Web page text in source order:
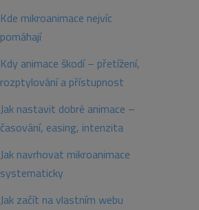
Kde mikroanimace nejvíc
pomáhají
Kdy animace škodí – přetížení,
rozptylování a přístupnost
Jak nastavit dobré animace –
časování, easing, intenzita
Jak navrhovat mikroanimace
systematicky
Jak začít na vlastním webu